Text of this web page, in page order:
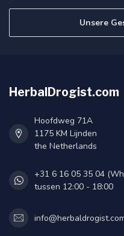
Unsere
HerbalDrogist.com
Hoofdweg 71A
1175 KM Lijnden
the Netherlands
+31 6 16 05 35 04
tussen 12:00 - 18:00